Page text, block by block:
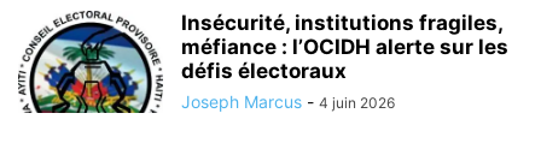
Insécurité, institutions fragiles,
méfiance : l’OCIDH alerte sur les
défis électoraux
Joseph Marcus - 4 juin 2026